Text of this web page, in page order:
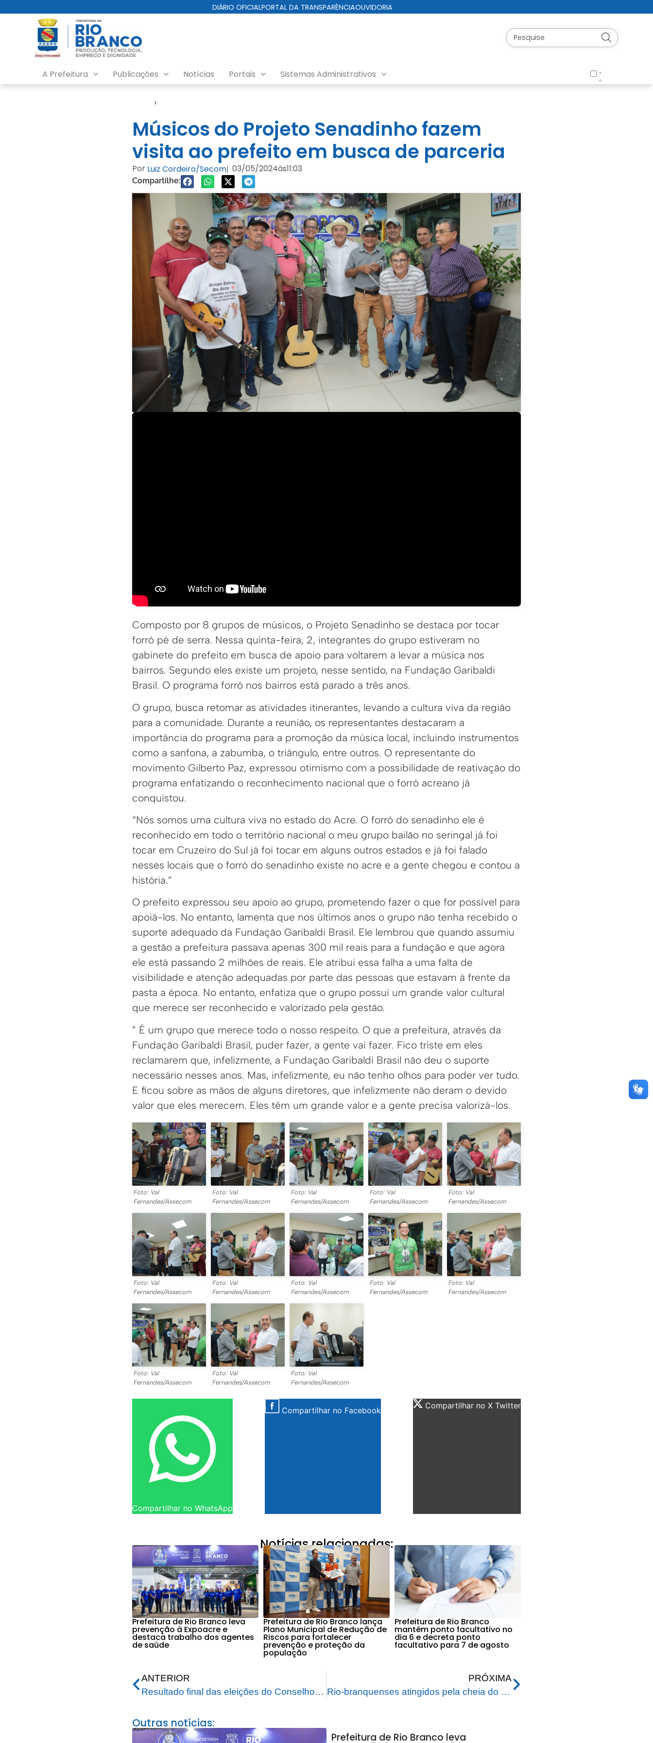
DIÁRIO OFICIALPORTAL DA TRANSPARÊNCIAOUVIDORIA
A Prefeitura Publicações Notícias Portais Sistemas Administrativos
›
Músicos do Projeto Senadinho fazem
visita ao prefeito em busca de parceria
Por Luiz Cordeiro/Secom| 03/05/2024às11:03
Compartilhe:
Composto por 8 grupos de músicos, o Projeto Senadinho se destaca por tocar
forró pé de serra. Nessa quinta-feira, 2, integrantes do grupo estiveram no
gabinete do prefeito em busca de apoio para voltarem a levar a música nos
bairros. Segundo eles existe um projeto, nesse sentido, na Fundação Garibaldi
Brasil. O programa forró nos bairros está parado a três anos.
O grupo, busca retomar as atividades itinerantes, levando a cultura viva da região
para a comunidade. Durante a reunião, os representantes destacaram a
importância do programa para a promoção da música local, incluindo instrumentos
como a sanfona, a zabumba, o triângulo, entre outros. O representante do
movimento Gilberto Paz, expressou otimismo com a possibilidade de reativação do
programa enfatizando o reconhecimento nacional que o forró acreano já
conquistou.
“Nós somos uma cultura viva no estado do Acre. O forró do senadinho ele é
reconhecido em todo o território nacional o meu grupo bailão no seringal já foi
tocar em Cruzeiro do Sul já foi tocar em alguns outros estados e já foi falado
nesses locais que o forró do senadinho existe no acre e a gente chegou e contou a
história.”
O prefeito expressou seu apoio ao grupo, prometendo fazer o que for possível para
apoiá-los. No entanto, lamenta que nos últimos anos o grupo não tenha recebido o
suporte adequado da Fundação Garibaldi Brasil. Ele lembrou que quando assumiu
a gestão a prefeitura passava apenas 300 mil reais para a fundação e que agora
ele está passando 2 milhões de reais. Ele atribui essa falha a uma falta de
visibilidade e atenção adequadas por parte das pessoas que estavam à frente da
pasta a época. No entanto, enfatiza que o grupo possui um grande valor cultural
que merece ser reconhecido e valorizado pela gestão.
” É um grupo que merece todo o nosso respeito. O que a prefeitura, através da
Fundação Garibaldi Brasil, puder fazer, a gente vai fazer. Fico triste em eles
reclamarem que, infelizmente, a Fundação Garibaldi Brasil não deu o suporte
necessário nesses anos. Mas, infelizmente, eu não tenho olhos para poder ver tudo.
E ficou sobre as mãos de alguns diretores, que infelizmente não deram o devido
valor que eles merecem. Eles têm um grande valor e a gente precisa valorizá-los.
Foto: Val
Fernandes/Assecom
Foto: Val
Fernandes/Assecom
Foto: Val
Fernandes/Assecom
Foto: Val
Fernandes/Assecom
Foto: Val
Fernandes/Assecom
Foto: Val
Fernandes/Assecom
Foto: Val
Fernandes/Assecom
Foto: Val
Fernandes/Assecom
Foto: Val
Fernandes/Assecom
Foto: Val
Fernandes/Assecom
Foto: Val
Fernandes/Assecom
Foto: Val
Fernandes/Assecom
Foto: Val
Fernandes/Assecom
Compartilhar no WhatsApp
Compartilhar no Facebook Compartilhar no X Twitter
Notícias relacionadas:
Prefeitura de Rio Branco leva
prevenção à Expoacre e
destaca trabalho dos agentes
de saúde
Prefeitura de Rio Branco lança
Plano Municipal de Redução de
Riscos para fortalecer
prevenção e proteção da
população
Prefeitura de Rio Branco
mantém ponto facultativo no
dia 6 e decreta ponto
facultativo para 7 de agosto
ANTERIOR
Resultado final das eleições do Conselho Municipal de Saúde para o triênio 2024/2027
PRÓXIMA
Rio-branquenses atingidos pela cheia do Rio Acre já podem solicitar saque do FGTS emergencial
Outras notícias:
Prefeitura de Rio Branco leva